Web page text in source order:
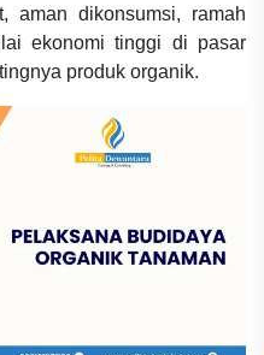
aman dikonsumsi, ramah
ekonomi tinggi di pasar
produk organik.